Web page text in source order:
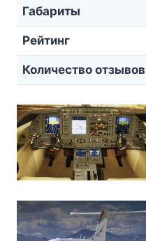
Габариты
Рейтинг
Количество отзывов